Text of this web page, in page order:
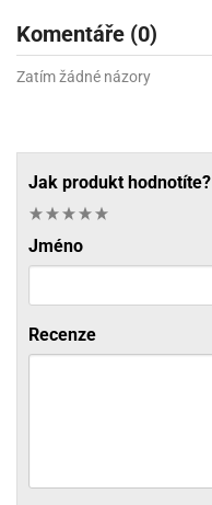
Komentáře (0)
Zatím žádné názory
Jak produkt hodnotíte?
Jméno
Recenze